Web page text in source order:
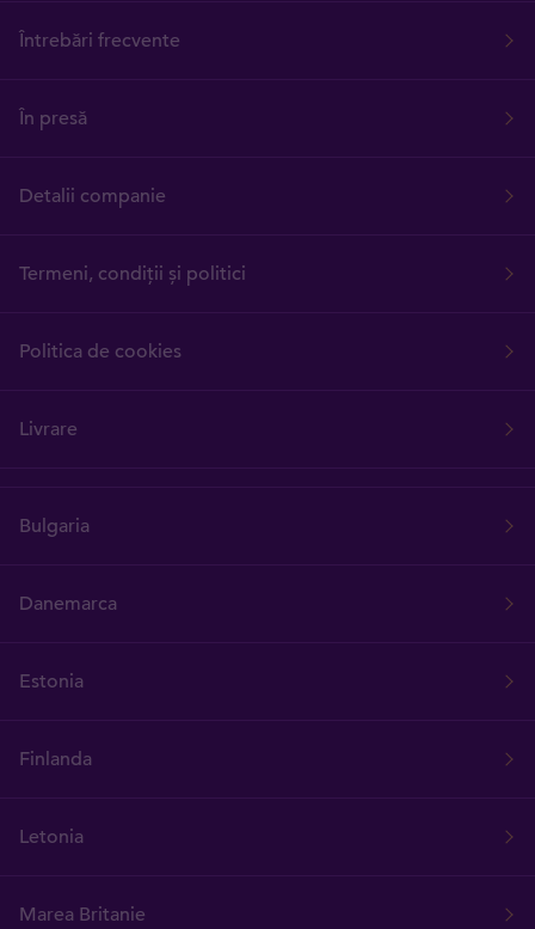
Întrebări frecvente
În presă
Detalii companie
Termeni, condiții și politici
Politica de cookies
Livrare
Bulgaria
Danemarca
Estonia
Finlanda
Letonia
Marea Britanie